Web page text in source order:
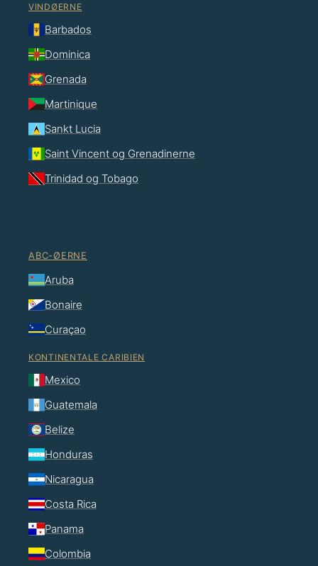
VINDØERNE
Barbados
Dominica
Grenada
Martinique
Sankt Lucia
Saint Vincent og Grenadinerne
Trinidad og Tobago
ABC-ØERNE
Aruba
Bonaire
Curaçao
KONTINENTALE CARIBIEN
Mexico
Guatemala
Belize
Honduras
Nicaragua
Costa Rica
Panama
Colombia